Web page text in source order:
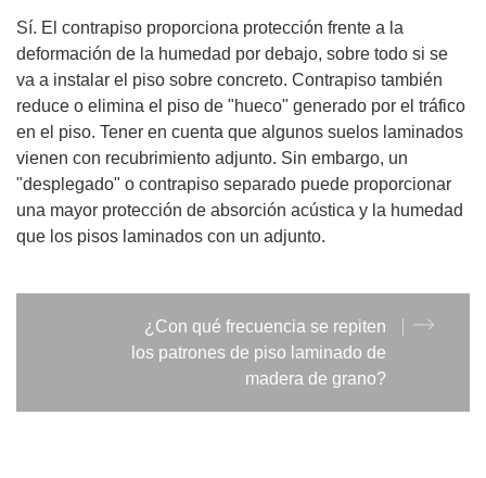
Sí. El contrapiso proporciona protección frente a la
deformación de la humedad por debajo, sobre todo si se
va a instalar el piso sobre concreto. Contrapiso también
reduce o elimina el piso de "hueco" generado por el tráfico
en el piso. Tener en cuenta que algunos suelos laminados
vienen con recubrimiento adjunto. Sin embargo, un
"desplegado" o contrapiso separado puede proporcionar
una mayor protección de absorción acústica y la humedad
que los pisos laminados con un adjunto.
¿Con qué frecuencia se repiten
los patrones de piso laminado de
madera de grano?